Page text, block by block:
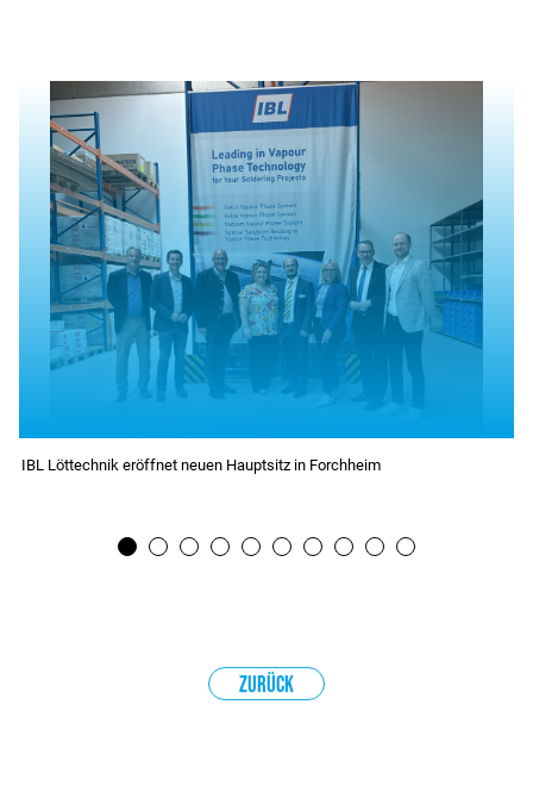
IBL Löttechnik eröffnet neuen Hauptsitz in Forchheim
1 2 3 4
Zurück